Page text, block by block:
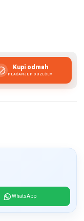
Kupi odmah
PLAĆANJE POUZEĆEM
WhatsApp